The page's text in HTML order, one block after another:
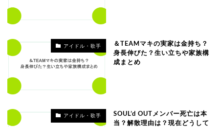
アイドル・歌手
＆TEAMマキの実家は金持ち？
身長伸びた？生い立ちや家族構
成まとめ
アイドル・歌手
SOUL’d OUTメンバー死亡は本
当？解散理由は？現在どうして